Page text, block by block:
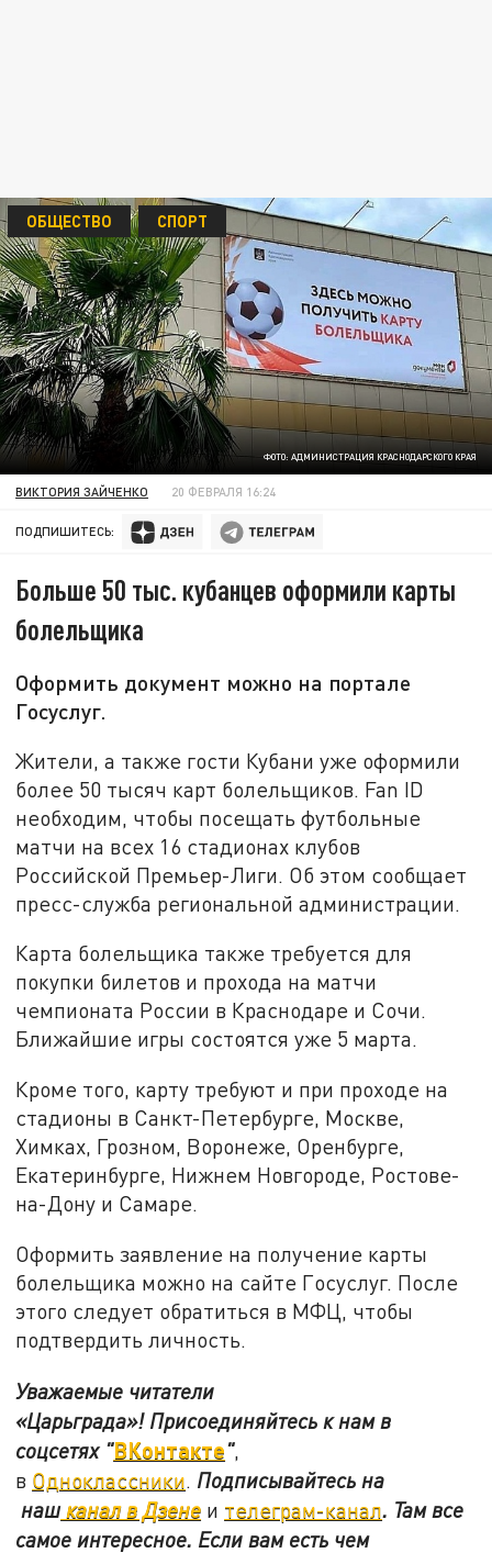
ФОТО: АДМИНИСТРАЦИЯ КРАСНОДАРСКОГО КРАЯ
ОБЩЕСТВО СПОРТ
ВИКТОРИЯ ЗАЙЧЕНКО 20 ФЕВРАЛЯ 16:24
ПОДПИШИТЕСЬ:
Больше 50 тыс. кубанцев оформили карты
болельщика
Оформить документ можно на портале
Госуслуг.
Жители, а также гости Кубани уже оформили
более 50 тысяч карт болельщиков. Fan ID
необходим, чтобы посещать футбольные
матчи на всех 16 стадионах клубов
Российской Премьер-Лиги. Об этом сообщает
пресс-служба региональной администрации.
Карта болельщика также требуется для
покупки билетов и прохода на матчи
чемпионата России в Краснодаре и Сочи.
Ближайшие игры состоятся уже 5 марта.
Кроме того, карту требуют и при проходе на
стадионы в Санкт-Петербурге, Москве,
Химках, Грозном, Воронеже, Оренбурге,
Екатеринбурге, Нижнем Новгороде, Ростове-
на-Дону и Самаре.
Оформить заявление на получение карты
болельщика можно на сайте Госуслуг. После
этого следует обратиться в МФЦ, чтобы
подтвердить личность.
Уважаемые читатели
«Царьграда»! Присоединяйтесь к нам в
соцсетях "ВКонтакте",
в Одноклассники Подписывайтесь на
нашканал в Дзене и телеграм-канал. Там все
самое интересное. Если вам есть чем